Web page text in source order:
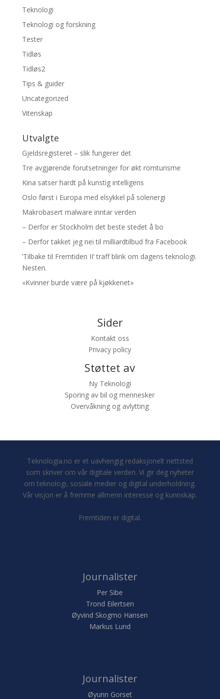
Teknologi
Teknologi og forskning
Tester
Tidløs
Tidløs2
Tips & guider
Uncategorized
Vitenskap
Utvalgte
Gjeldsregisteret – slik fungerer det
Tre avgjørende forutsetninger for økt romturisme
Kina satser hardt på kunstig intelligens
Oslo først i Europa med elsykkel på solenergi
Makrobasert malware inntar verden
– Derfor er Stockholm det beste stedet å bo
– Derfor takket jeg nei til milliardtilbud fra Facebook
’Tilbake til Fremtiden II’ traff blink om dagens teknologi.
Nesten.
«Kvinner burde være på kjøkkenet»
Sider
Kontakt oss
Privacy policy
Støttet av
Ny Teknologi
Sporing av bil og mennesker
Overvåkning og avlytting
Teknologia.no er et uavhengig redaksjonelt nettsted
som skriver om vår digitale verden. Vi gir deg nyheter
om teknologi, sosiale medier og digital underholdning.
Vår visjon er å fremme allmenn interesse og kunnskap.
Fremtiden er digital.
Journalister
Per Sibe
Trond Eilertsen
Øyvind Skogmo Hansen
Markus Lund
Journalister
Øyunn Gorset